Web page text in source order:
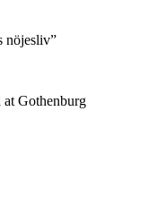
nöjesliv”
at Gothenburg